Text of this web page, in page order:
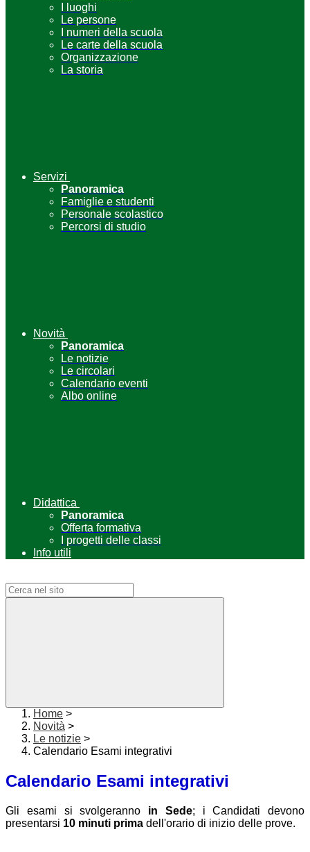
I luoghi
Le persone
I numeri della scuola
Le carte della scuola
Organizzazione
La storia
Servizi
Panoramica
Famiglie e studenti
Personale scolastico
Percorsi di studio
Novità
Panoramica
Le notizie
Le circolari
Calendario eventi
Albo online
Didattica
Panoramica
Offerta formativa
I progetti delle classi
Info utili
Home >
Novità >
Le notizie >
Calendario Esami integrativi
Calendario Esami integrativi
Gli esami si svolgeranno in Sede; i Candidati devono
presentarsi 10 minuti prima dell'orario di inizio delle prove.